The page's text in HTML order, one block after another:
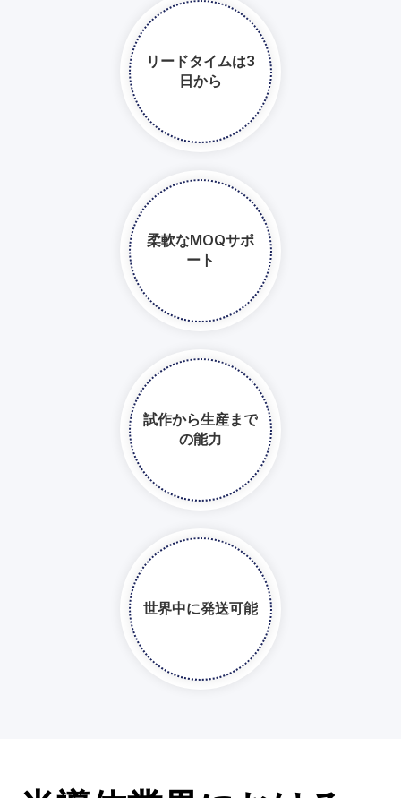
リードタイムは3
日から
柔軟なMOQサポ
ート
試作から生産まで
の能力
世界中に発送可能